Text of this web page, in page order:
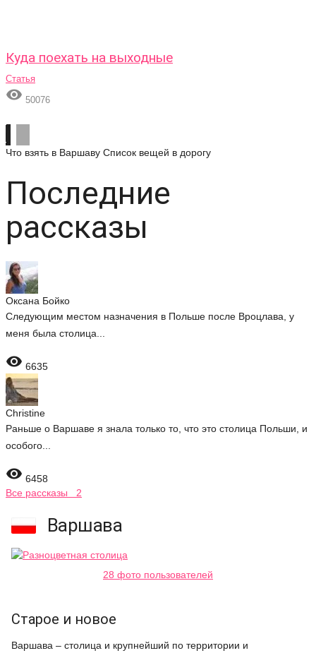
Куда поехать на выходные
Статья
 50076
Что взять в Варшаву Список вещей в дорогу
Последние
рассказы
Оксана Бойко
Следующим местом назначения в Польше после Вроцлава, у
меня была столица...
 6635
Christine
Раньше о Варшаве я знала только то, что это столица Польши, и
особого...
 6458
Все рассказы 2
Варшава
28 фото пользователей
Старое и новое
Варшава – столица и крупнейший по территории и